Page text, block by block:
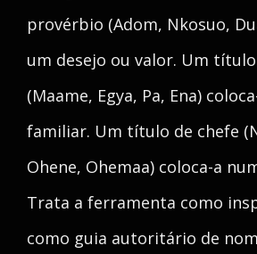
provérbio (Adom, Nkosuo,
um desejo ou valor. Um
(Maame, Egya, Pa, Ena)
familiar. Um título de chefe
Ohene, Ohemaa) coloca-a
Trata a ferramenta como
como guia autoritário de